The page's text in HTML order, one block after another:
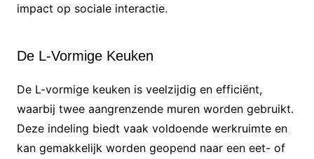
impact op sociale interactie.
De L-Vormige Keuken
De L-vormige keuken is veelzijdig en efficiënt,
waarbij twee aangrenzende muren worden gebruikt.
Deze indeling biedt vaak voldoende werkruimte en
kan gemakkelijk worden geopend naar een eet- of